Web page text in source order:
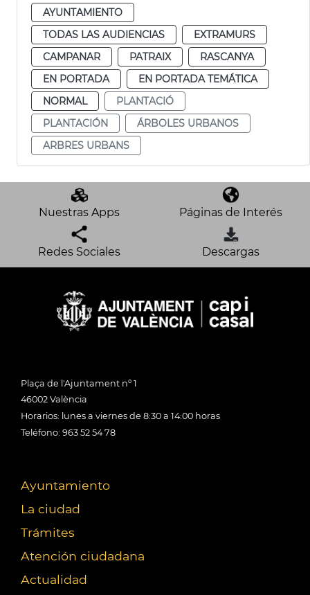
AYUNTAMIENTO
TODAS LAS AUDIENCIAS
EXTRAMURS
CAMPANAR
PATRAIX
RASCANYA
EN PORTADA
EN PORTADA TEMÁTICA
NORMAL
PLANTACIÓ
PLANTACIÓN
ÁRBOLES URBANOS
ARBRES URBANS
Nuestras Apps Páginas de Interés
Redes Sociales Descargas
Plaça de l'Ajuntament nº 1
46002 València
Horarios: lunes a viernes de 8:30 a 14:00 horas
Teléfono: 963 52 54 78
Ayuntamiento
La ciudad
Trámites
Atención ciudadana
Actualidad